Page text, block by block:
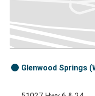
Glenwood Springs